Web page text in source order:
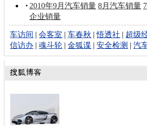
2010年9月汽车销量 8月汽车销量
企业销量
车访间 |会客室 |车春秋 |悟透社 | 超级
信访办 |魂斗轮 |金狐谍 |安全检测 |汽